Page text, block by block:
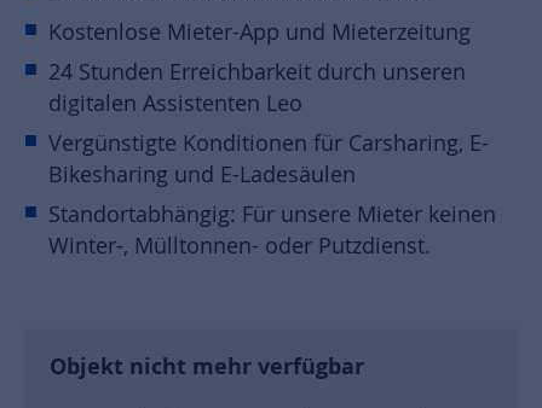
Kostenlose Mieter-App und Mieterzeitung
24 Stunden Erreichbarkeit durch unseren
digitalen Assistenten Leo
Vergünstigte Konditionen für Carsharing, E-
Bikesharing und E-Ladesäulen
Standortabhängig: Für unsere Mieter keinen
Winter-, Mülltonnen- oder Putzdienst.
Objekt nicht mehr verfügbar